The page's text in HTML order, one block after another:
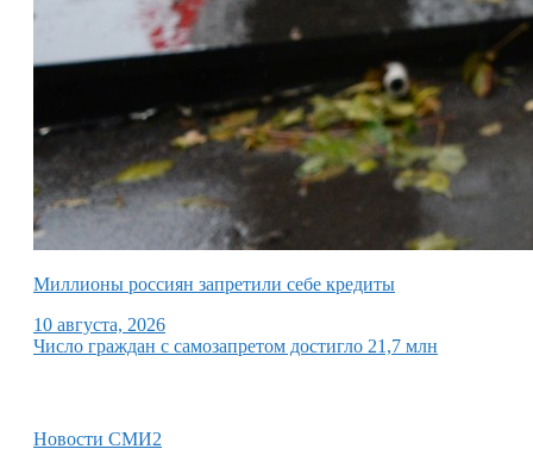
Миллионы россиян запретили себе кредиты
10 августа, 2026
Число граждан с самозапретом достигло 21,7 млн
Новости СМИ2